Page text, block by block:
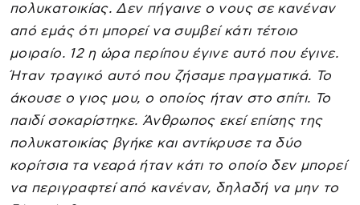
πολυκατοικίας. Δεν πήγαινε ο νους σε κανέναν
από εμάς ότι μπορεί να συμβεί κάτι τέτοιο
μοιραίο. 12 η ώρα περίπου έγινε αυτό που έγινε.
Ήταν τραγικό αυτό που ζήσαμε πραγματικά. Το
άκουσε ο γιος μου, ο οποίος ήταν στο σπίτι. Το
παιδί σοκαρίστηκε. Άνθρωπος εκεί επίσης της
πολυκατοικίας βγήκε και αντίκρυσε τα δύο
κορίτσια τα νεαρά ήταν κάτι το οποίο δεν μπορεί
να περιγραφτεί από κανέναν, δηλαδή να μην το